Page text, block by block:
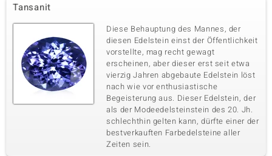
Edelsteinvarietät
Zirkon 8 à 3x2 mm
Karatgewicht Summe
0,792 ct
Schliff
Baguette Treppenschliff
Fassung
Krappenfassung
Herkunft
Kambodscha
Anzahl und Größe
16 à 1,8 mm
Tansanit
Diese Behauptung des Mannes, der
diesen Edelstein einst der Öffentlichkeit
vorstellte, mag recht gewagt
erscheinen, aber dieser erst seit etwa
vierzig Jahren abgebaute Edelstein löst
nach wie vor enthusiastische
Begeisterung aus. Dieser Edelstein, der
als der Modeedelsteinstein des 20. Jh.
schlechthin gelten kann, dürfte einer der
bestverkauften Farbedelsteine aller
Zeiten sein.